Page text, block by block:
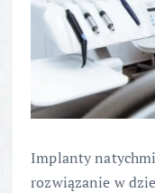
Implanty
rozwiązanie w